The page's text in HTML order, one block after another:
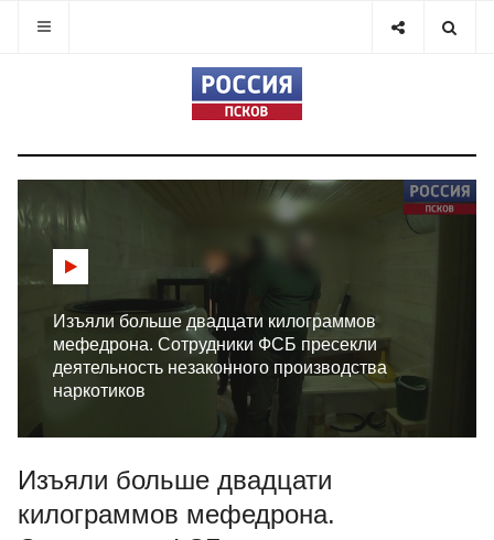
Изъяли больше двадцати килограммов
мефедрона. Сотрудники ФСБ пресекли
деятельность незаконного производства
наркотиков
Изъяли больше двадцати
килограммов мефедрона.